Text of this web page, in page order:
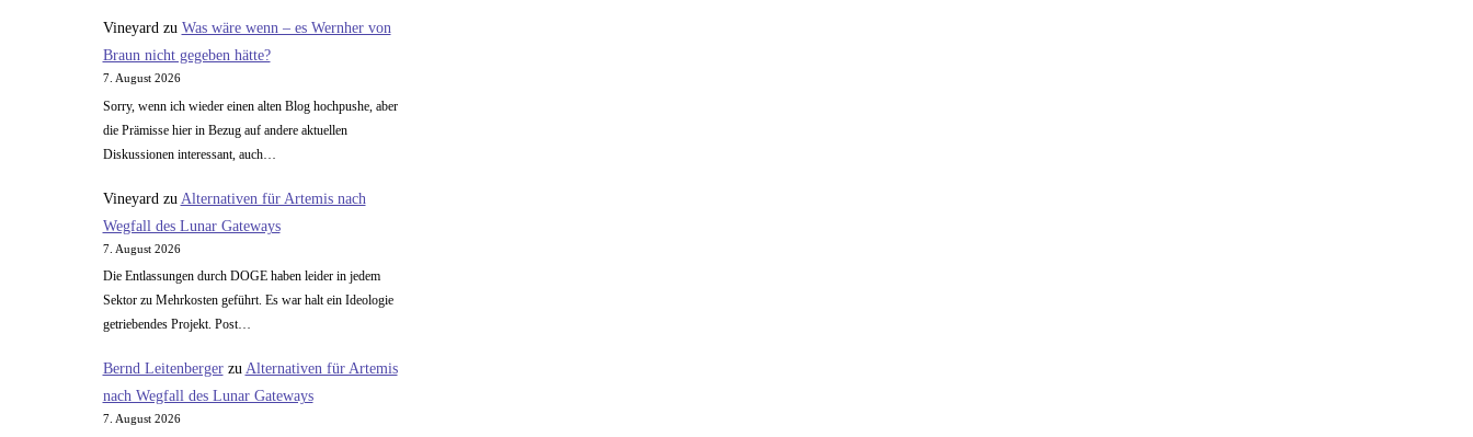
Vineyardzu Was wäre wenn – es Wernher von
Braun nicht gegeben hätte?
7. August 2026
Sorry, wenn ich wieder einen alten Blog hochpushe, aber
die Prämisse hier in Bezug auf andere aktuellen
Diskussionen interessant, auch…
Vineyard zu Alternativen für Artemis nach
Wegfall des Lunar Gateways
7. August 2026
Die Entlassungen durch DOGE haben leider in jedem
Sektor zu Mehrkosten geführt. Es war halt ein Ideologie
getriebendes Projekt. Post…
Bernd Leitenbergerzu Alternativen für Artemis
nach Wegfall des Lunar Gateways
7. August 2026